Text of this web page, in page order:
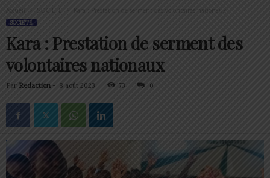
Accueil Kara : Prestation de serment des volontaires nationaux
SOCIÉTÉ
Kara : Prestation de serment des
volontaires nationaux
Par Redaction - 8 août 2023 73 0